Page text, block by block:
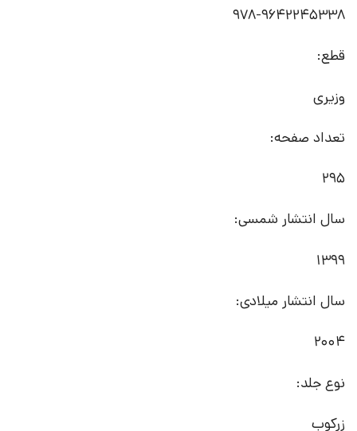
978-9642245338
قطع:
وزیری
تعداد صفحه:
295
سال انتشار شمسی:
1399
سال انتشار میلادی:
2004
نوع جلد:
زرکوب